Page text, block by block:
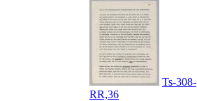
Ts-308-
RR,36